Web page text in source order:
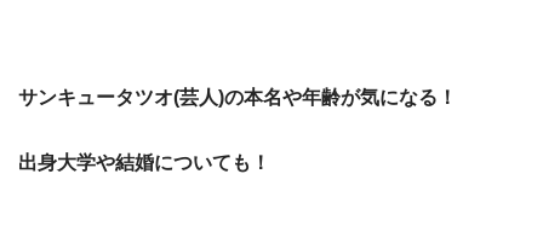
サンキュータツオ(芸人)の本名や年齢が気になる！
出身大学や結婚についても！